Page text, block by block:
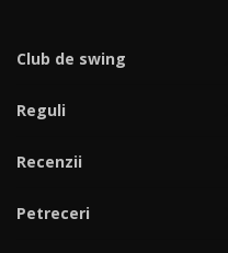
Club de swing
Reguli
Recenzii
Petreceri